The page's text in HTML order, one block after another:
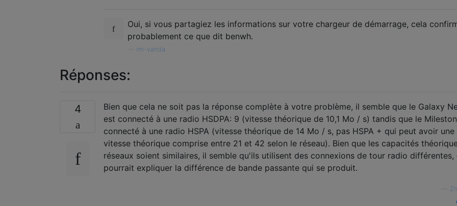
Oui, si vous partagiez les informations sur votre chargeur de démarrage, cela
probablement ce que dit benwh.
rm-vanda
Réponses:
4
Bien que cela ne soit pas la réponse complète à votre problème, il semble que le Galaxy
est connecté à une radio HSDPA: 9 (vitesse théorique de 10,1 Mo / s) tandis que le
connecté à une radio HSPA (vitesse théorique de 14 Mo / s, pas HSPA + qui peut avoir une
vitesse théorique comprise entre 21 et 42 selon le réseau). Bien que les capacités
réseaux soient similaires, il semble qu'ils utilisent des connexions de tour radio différentes,
pourrait expliquer la différence de bande passante qui se produit.